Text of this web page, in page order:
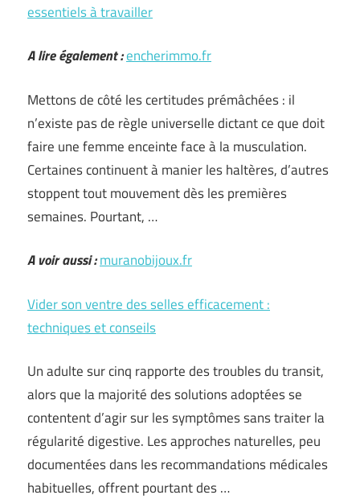
essentiels à travailler
A lire également :encherimmo.fr
Mettons de côté les certitudes prémâchées : il
n’existe pas de règle universelle dictant ce que doit
faire une femme enceinte face à la musculation.
Certaines continuent à manier les haltères, d’autres
stoppent tout mouvement dès les premières
semaines. Pourtant, …
A voir aussi :muranobijoux.fr
Vider son ventre des selles efficacement :
techniques et conseils
Un adulte sur cinq rapporte des troubles du transit,
alors que la majorité des solutions adoptées se
contentent d’agir sur les symptômes sans traiter la
régularité digestive. Les approches naturelles, peu
documentées dans les recommandations médicales
habituelles, offrent pourtant des …